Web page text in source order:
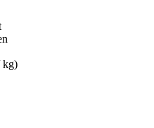
kg)